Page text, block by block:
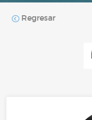
Regresar